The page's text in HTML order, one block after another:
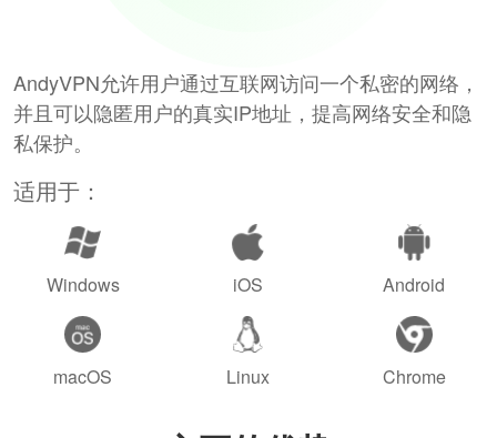
AndyVPN允许用户通过互联网访问一个私密的网络，
并且可以隐匿用户的真实IP地址，提高网络安全和隐
私保护。
适用于：
Windows iOS Android
macOS Linux Chrome